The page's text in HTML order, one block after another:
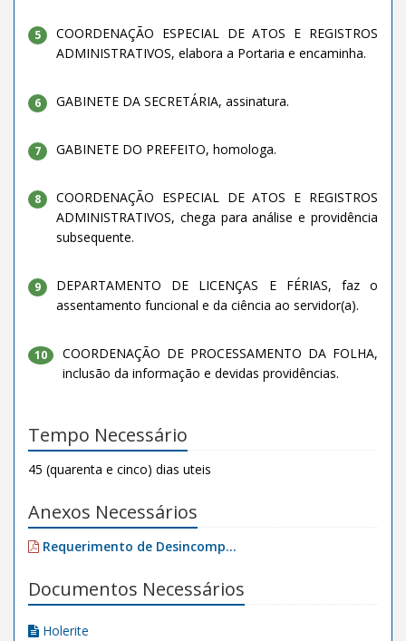
5
COORDENAÇÃO ESPECIAL DE ATOS E REGISTROS
ADMINISTRATIVOS, elabora a Portaria e encaminha.
6 GABINETE DA SECRETÁRIA, assinatura.
7 GABINETE DO PREFEITO, homologa.
8
COORDENAÇÃO ESPECIAL DE ATOS E REGISTROS
ADMINISTRATIVOS, chega para análise e providência
subsequente.
9
DEPARTAMENTO DE LICENÇAS E FÉRIAS, faz o
assentamento funcional e da ciência ao servidor(a).
10
COORDENAÇÃO DE PROCESSAMENTO DA FOLHA,
inclusão da informação e devidas providências.
Tempo Necessário
45 (quarenta e cinco) dias uteis
Anexos Necessários
Requerimento de Desincomp...
Documentos Necessários
Holerite